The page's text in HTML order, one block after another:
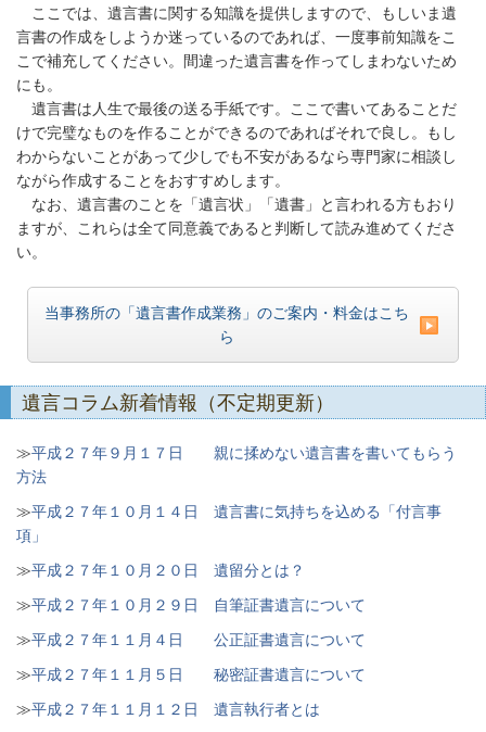
ここでは、遺言書に関する知識を提供しますので、もしいま遺
言書の作成をしようか迷っているのであれば、一度事前知識をこ
こで補充してください。間違った遺言書を作ってしまわないため
にも。
遺言書は人生で最後の送る手紙です。ここで書いてあることだ
けで完璧なものを作ることができるのであればそれで良し。もし
わからないことがあって少しでも不安があるなら専門家に相談し
ながら作成することをおすすめします。
なお、遺言書のことを「遺言状」「遺書」と言われる方もおり
ますが、これらは全て同意義であると判断して読み進めてくださ
い。
当事務所の「遺言書作成業務」のご案内・料金はこち
ら
遺言コラム新着情報（不定期更新）
≫平成２７年９月１７日 親に揉めない遺言書を書いてもらう
方法
≫平成２７年１０月１４日 遺言書に気持ちを込める「付言事
項」
≫平成２７年１０月２０日 遺留分とは？
≫平成２７年１０月２９日 自筆証書遺言について
≫平成２７年１１月４日 公正証書遺言について
≫平成２７年１１月５日 秘密証書遺言について
≫平成２７年１１月１２日 遺言執行者とは